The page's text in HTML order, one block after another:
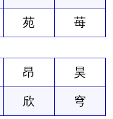
苑 苺
昂 昊
欣 穹